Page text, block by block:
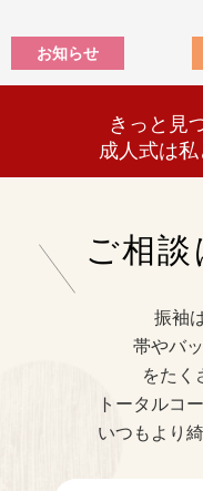
お知らせ
きっと見
成人式は
ご相談
振袖
帯やバ
をたく
トータルコ
いつもより